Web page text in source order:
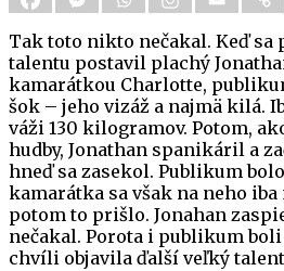
Tak toto nikto nečakal. Keď
talentu postavil plachý
kamarátkou Charlotte,
šok – jeho vizáž a najmä kilá.
váži 130 kilogramov. Potom,
hudby, Jonathan spanikáril a
hneď sa zasekol. Publikum
kamarátka sa však na neho
potom to prišlo. Jonahan
nečakal. Porota i publikum
chvíli objavila ďalší veľký